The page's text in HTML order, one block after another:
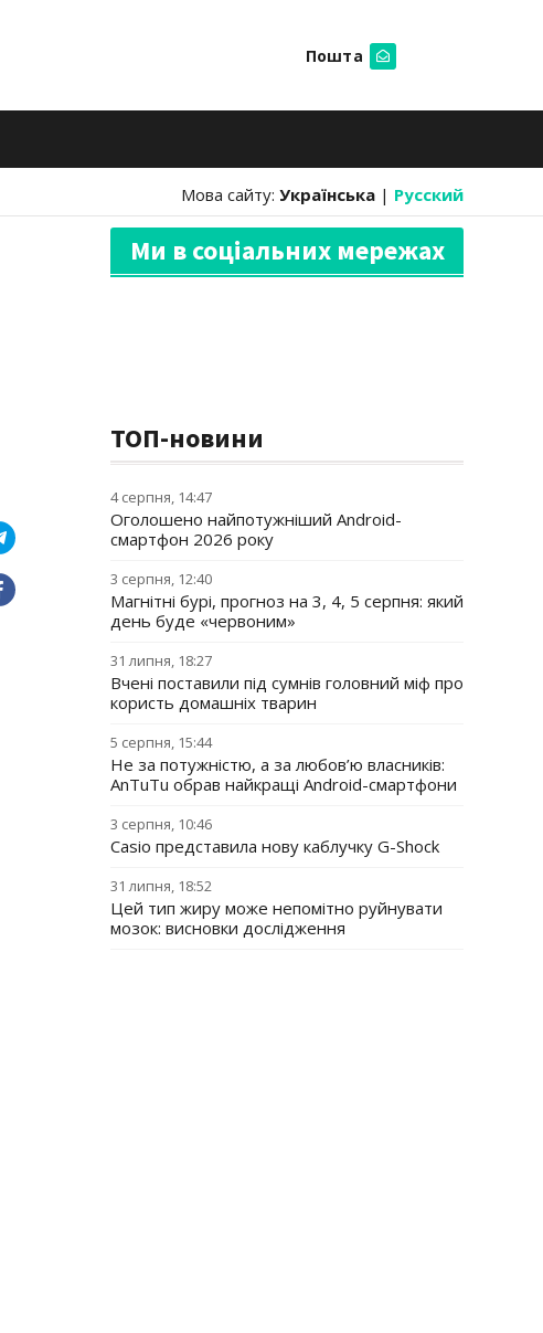
Пошта
Мова сайту: Українська | Русский
Ми в соціальних мережах
ТОП-новини
4 серпня, 14:47
Оголошено найпотужніший Android-
смартфон 2026 року
3 серпня, 12:40
Магнітні бурі, прогноз на 3, 4, 5 серпня: який
день буде «червоним»
31 липня, 18:27
Вчені поставили під сумнів головний міф про
користь домашніх тварин
5 серпня, 15:44
Не за потужністю, а за любов’ю власників:
AnTuTu обрав найкращі Android-смартфони
3 серпня, 10:46
Casio представила нову каблучку G-Shock
31 липня, 18:52
Цей тип жиру може непомітно руйнувати
мозок: висновки дослідження